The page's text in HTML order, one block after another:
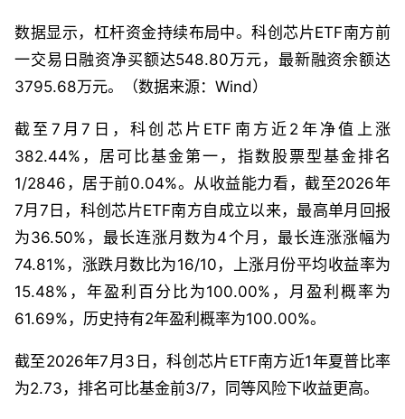
数据显示，杠杆资金持续布局中。科创芯片ETF南方前
一交易日融资净买额达548.80万元，最新融资余额达
3795.68万元。（数据来源：Wind）
截至7月7日，科创芯片ETF南方近2年净值上涨
382.44%，居可比基金第一，指数股票型基金排名
1/2846，居于前0.04%。从收益能力看，截至2026年
7月7日，科创芯片ETF南方自成立以来，最高单月回报
为36.50%，最长连涨月数为4个月，最长连涨涨幅为
74.81%，涨跌月数比为16/10，上涨月份平均收益率为
15.48%，年盈利百分比为100.00%，月盈利概率为
61.69%，历史持有2年盈利概率为100.00%。
截至2026年7月3日，科创芯片ETF南方近1年夏普比率
为2.73，排名可比基金前3/7，同等风险下收益更高。